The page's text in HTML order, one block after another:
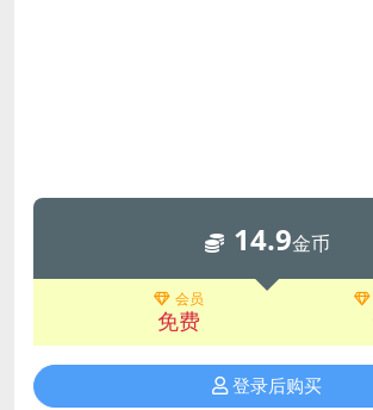
14.9金币
会员
免费
登录后购买